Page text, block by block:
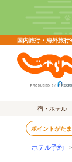
国内旅行・海外旅
宿・ホテル
ポイントがた
ホテル予約